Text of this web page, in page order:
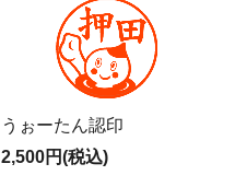
うぉーたん認印
2,500円(税込)